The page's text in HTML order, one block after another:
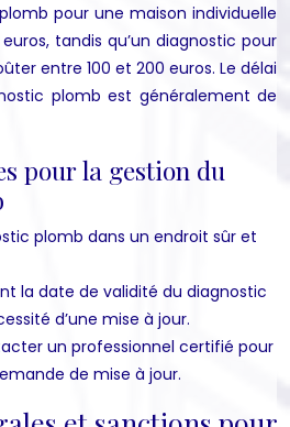
pour une maison individuelle
tandis qu’un diagnostic pour
entre 100 et 200 euros. Le délai
plomb est généralement de
pour la gestion du
plomb dans un endroit sûr et
la date de validité du diagnostic
d’une mise à jour.
un professionnel certifié pour
de mise à jour.